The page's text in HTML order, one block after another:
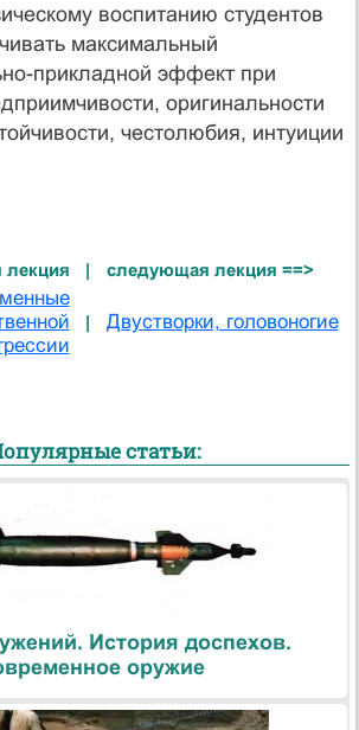
воспитанию студентов
максимальный
прикладной эффект при
оригинальности
честолюбия, интуиции
| следующая лекция ==>
| Двустворки, головоногие
статьи:
История доспехов.
оружие